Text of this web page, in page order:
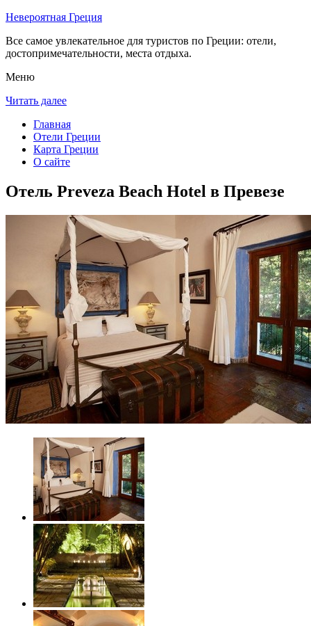
Невероятная Греция
Все самое увлекательное для туристов по Греции: отели,
достопримечательности, места отдыха.
Меню
Читать далее
Главная
Отели Греции
Карта Греции
О сайте
Отель Preveza Beach Hotel в Превезе